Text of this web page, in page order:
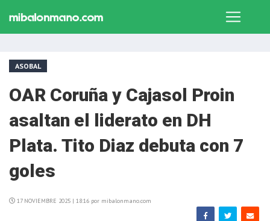
ASOBAL
OAR Coruña y Cajasol Proin
asaltan el liderato en DH
Plata. Tito Diaz debuta con 7
goles
17 NOVIEMBRE 2025 | 18:16 por mibalonmano.com